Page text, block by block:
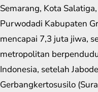
Semarang, Kota
Purwodadi Kabupaten
mencapai 7,3 juta jiwa,
metropolitan
Indonesia, setelah
Gerbangkertosusilo